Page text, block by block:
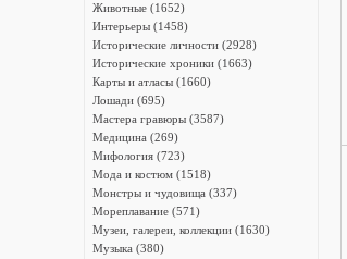
Животные (1652)
Интерьеры (1458)
Исторические личности (2928)
Исторические хроники (1663)
Карты и атласы (1660)
Лошади (695)
Мастера гравюры (3587)
Медицина (269)
Мифология (723)
Мода и костюм (1518)
Монстры и чудовища (337)
Мореплавание (571)
Музеи, галереи, коллекции (1630)
Музыка (380)